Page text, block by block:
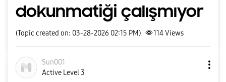
dokunmatiği çalışmıyor
(Topic created on: 03-28-2026 02:15 PM) 114Views
Sun001
Active Level 3